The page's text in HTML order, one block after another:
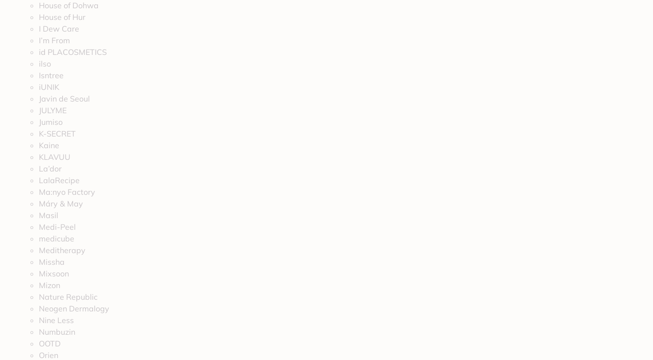
House of Dohwa
House of Hur
I Dew Care
I’m From
id PLACOSMETICS
ilso
Isntree
iUNIK
Javin de Seoul
JULYME
Jumiso
K-SECRET
Kaine
KLAVUU
La’dor
LalaRecipe
Ma:nyo Factory
Máry & May
Masil
Medi-Peel
medicube
Meditherapy
Missha
Mixsoon
Mizon
Nature Republic
Neogen Dermalogy
Nine Less
Numbuzin
OOTD
Orien